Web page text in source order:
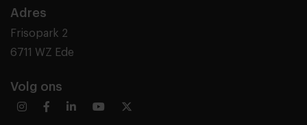
Adres
Frisopark 2
6711 WZ Ede
Volg ons